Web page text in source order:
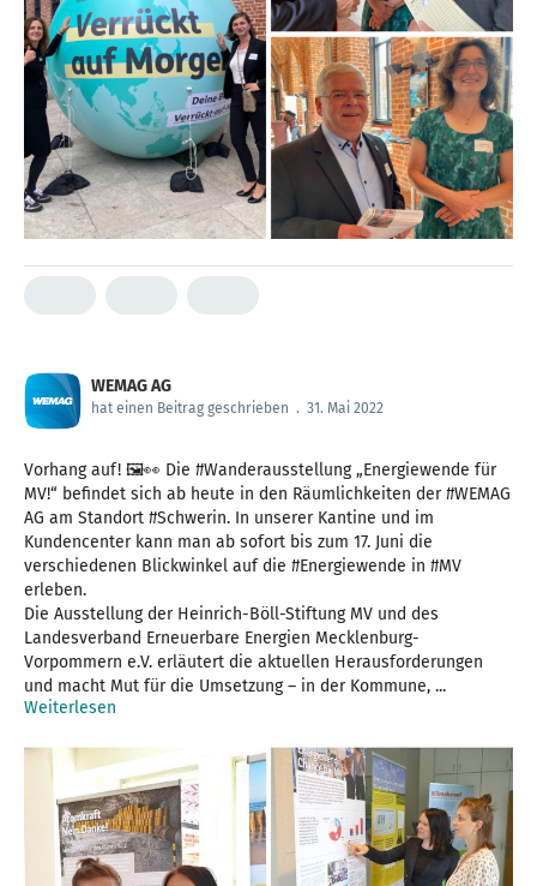
WEMAG AG
hat einen Beitrag geschrieben . 31. Mai 2022
Vorhang auf! 🖼️👀 Die #Wanderausstellung „Energiewende für
MV!“ befindet sich ab heute in den Räumlichkeiten der #WEMAG
AG am Standort #Schwerin. In unserer Kantine und im
Kundencenter kann man ab sofort bis zum 17. Juni die
verschiedenen Blickwinkel auf die #Energiewende in #MV
erleben.
Die Ausstellung der Heinrich-Böll-Stiftung MV und des
Landesverband Erneuerbare Energien Mecklenburg-
Vorpommern e.V. erläutert die aktuellen Herausforderungen
und macht Mut für die Umsetzung – in der Kommune, ...
Weiterlesen